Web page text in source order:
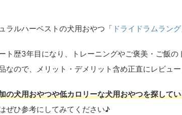
ラルハーベストの犬用おやつ「 ドライドラムラング
ト歴3年目になり、トレーニングやご褒美・ご飯
なので、メリット・デメリット含め正直にレビュー
の犬用おやつや低カロリーな犬用おやつを探して
ぜひ参考にしてみてください♪